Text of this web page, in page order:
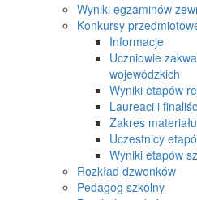
Wyniki egzaminów
Konkursy
Informacje
Uczniowie
wojewódzkich
Wyniki etapów
Laureaci i
Zakres materiału
Uczestnicy
Wyniki etapów
Rozkład dzwonków
Pedagog szkolny